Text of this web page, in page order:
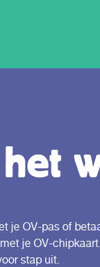
je OV-pas of
je OV-
stap uit.